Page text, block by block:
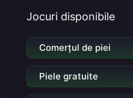
Jocuri disponibile
Comerțul de piei
Piele gratuite